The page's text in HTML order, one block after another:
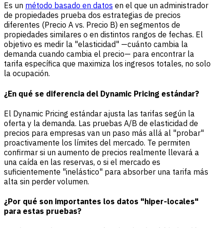
Es un método basado en datos en el que un administrador
de propiedades prueba dos estrategias de precios
diferentes (Precio A vs. Precio B) en segmentos de
propiedades similares o en distintos rangos de fechas. El
objetivo es medir la "elasticidad" —cuánto cambia la
demanda cuando cambia el precio— para encontrar la
tarifa específica que maximiza los ingresos totales, no solo
la ocupación.
¿En qué se diferencia del Dynamic Pricing estándar?
El Dynamic Pricing estándar ajusta las tarifas según la
oferta y la demanda. Las pruebas A/B de elasticidad de
precios para empresas van un paso más allá al "probar"
proactivamente los límites del mercado. Te permiten
confirmar si un aumento de precios realmente llevará a
una caída en las reservas, o si el mercado es
suficientemente "inelástico" para absorber una tarifa más
alta sin perder volumen.
¿Por qué son importantes los datos "hiper-locales"
para estas pruebas?